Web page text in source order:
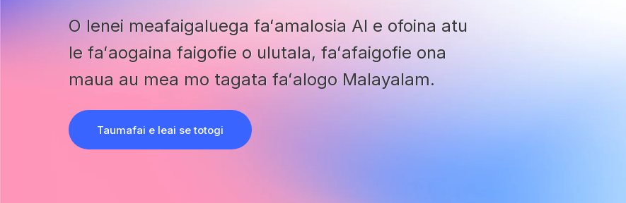
O lenei meafaigaluega faʻamalosia AI e ofoina atu
le faʻaogaina faigofie o ulutala, faʻafaigofie ona
maua au mea mo tagata faʻalogo Malayalam.
Taumafai e leai se totogi